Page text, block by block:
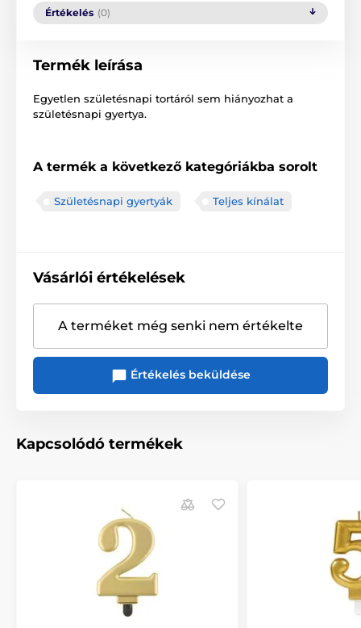
Értékelés (0)
Termék leírása
Egyetlen születésnapi tortáról sem hiányozhat a
születésnapi gyertya.
A termék a következő kategóriákba sorolt
Születésnapi gyertyák Teljes kínálat
Vásárlói értékelések
A terméket még senki nem értékelte
Értékelés beküldése
Kapcsolódó termékek